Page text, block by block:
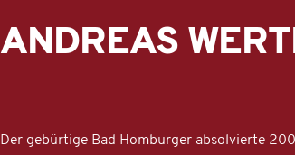
ANDREAS
Der gebürtige Bad Homburger absolvierte